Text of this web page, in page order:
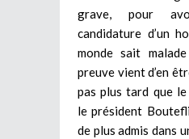
grave, pour
candidature d’un
monde sait
preuve vient d’en
pas plus tard que le
le président
de plus admis dans